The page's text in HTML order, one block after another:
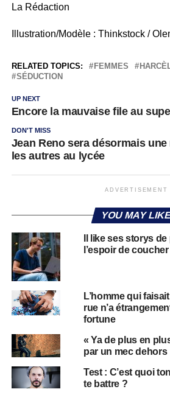
La Rédaction
Illustration/Modèle : Thinkstock /
RELATED TOPICS: FEMMES
SÉDUCTION
UP NEXT
Encore la mauvaise file au
DON'T MISS
Jean Reno sera désormais
les autres au lycée
ADVERTISEMENT
YOU MAY
Il like ses storys
l’espoir de
L’homme qui
rue n’a
fortune
« Ya de plus en
par un mec dehors
Test : C’est quoi
te battre ?